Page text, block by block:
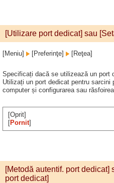
[Utilizare port dedicat] sau
[Meniu] [Preferinţe] [Reţea]
Specificați dacă se utilizează un port
Utilizați un port dedicat pentru sarcini
computer și configurarea sau
[Oprit]
[Pornit]
[Metodă autentif. port dedicat]
port dedicat]